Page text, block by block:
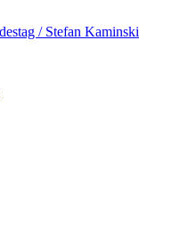
/ Stefan Kaminski